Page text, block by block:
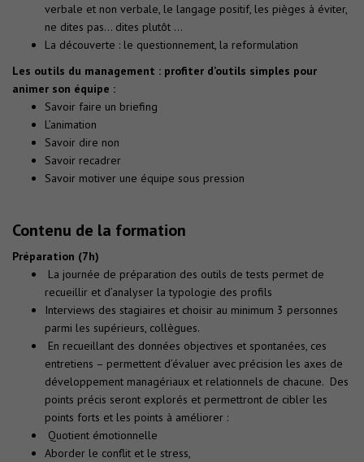
verbale et non verbale, le langage positif, les pièges à éviter,
ne dites pas… dites plutôt …
La découverte : le questionnement, la reformulation
Les outils du management : profiter d’outils simples pour
animer son équipe :
Savoir faire un briefing
L’animation
Savoir dire non
Savoir recadrer
Savoir motiver une équipe sous pression
Contenu de la formation
Préparation (7h)
La journée de préparation des outils de tests permet de
recueillir et d’analyser la typologie des profils
Interviews des stagiaires et choisir au minimum 3 personnes
parmi les supérieurs, collègues.
En recueillant des données objectives et spontanées, ces
entretiens – permettent d’évaluer avec précision les axes de
développement managériaux et relationnels de chacune. Des
points précis seront explorés et permettront de cibler les
points forts et les points à améliorer :
Quotient émotionnelle
Aborder le conflit et le stress,